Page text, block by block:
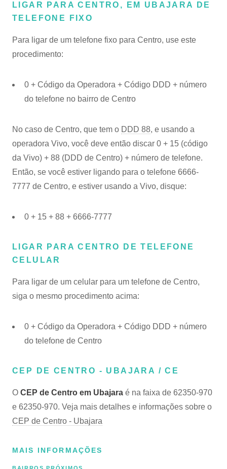
LIGAR PARA CENTRO, EM UBAJARA DE
TELEFONE FIXO
Para ligar de um telefone fixo para Centro, use este
procedimento:
0 + Código da Operadora + Código DDD + número
do telefone no bairro de Centro
No caso de Centro, que tem o DDD 88, e usando a
operadora Vivo, você deve então discar 0 + 15 (código
da Vivo) + 88 (DDD de Centro) + número de telefone.
Então, se você estiver ligando para o telefone 6666-
7777 de Centro, e estiver usando a Vivo, disque:
0 + 15 + 88 + 6666-7777
LIGAR PARA CENTRO DE TELEFONE
CELULAR
Para ligar de um celular para um telefone de Centro,
siga o mesmo procedimento acima:
0 + Código da Operadora + Código DDD + número
do telefone de Centro
CEP DE CENTRO - UBAJARA / CE
O CEP de Centro em Ubajara é na faixa de 62350-970
e 62350-970. Veja mais detalhes e informações sobre o
CEP de Centro - Ubajara
MAIS INFORMAÇÕES